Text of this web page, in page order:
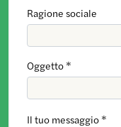
Ragione sociale
Oggetto *
Il tuo messaggio *